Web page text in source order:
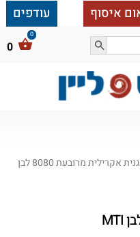
איסוף עודפים
0
/ אגנית אקרילית מרובעת 8080 לבן